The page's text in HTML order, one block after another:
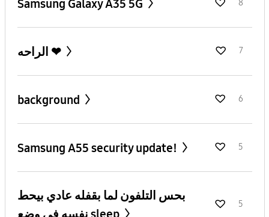
Samsung Galaxy A35 5G 8
الراحه ❤ 7
background 6
Samsung A55 security update! 5
بحس التلفون لما بقفله عادي بيحط
نفسه في وضع sleep
5